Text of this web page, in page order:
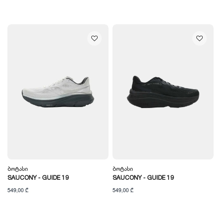
Ბოტასი
SAUCONY - GUIDE 19
549,00 ₾
Ბოტასი
SAUCONY - GUIDE 19
549,00 ₾